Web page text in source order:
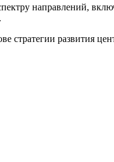
направлений,
развития